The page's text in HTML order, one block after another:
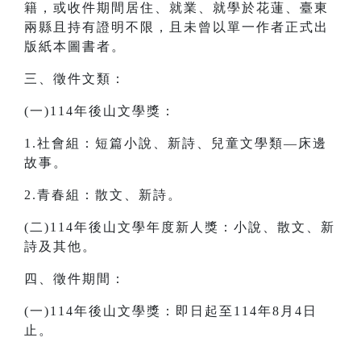
籍，或收件期間居住、就業、就學於花蓮、臺東
兩縣且持有證明不限，且未曾以單一作者正式出
版紙本圖書者。
三、徵件文類：
(一)114年後山文學獎：
1.社會組：短篇小說、新詩、兒童文學類—床邊
故事。
2.青春組：散文、新詩。
(二)114年後山文學年度新人獎：小說、散文、新
詩及其他。
四、徵件期間：
(一)114年後山文學獎：即日起至114年8月4日
止。